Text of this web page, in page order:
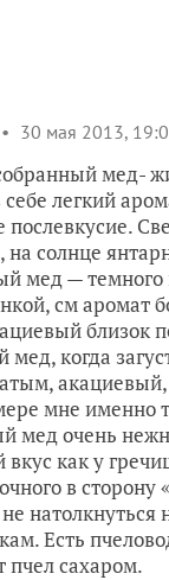
30 мая 2013,
мед-
легкий
на солнце
мед — темного
см аромат
близок
когда
акациевый,
мне именно
мед очень
как у
в сторону
натолкнуться
Есть
пчел сахаром.